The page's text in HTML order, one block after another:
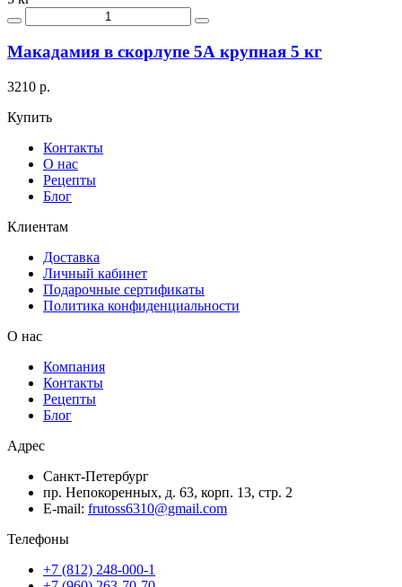
Макадамия в скорлупе 5А крупная 5 кг
3210 р.
Купить
Контакты
О нас
Рецепты
Блог
Клиентам
Доставка
Личный кабинет
Подарочные сертификаты
Политика конфиденциальности
О нас
Компания
Контакты
Рецепты
Блог
Адрес
Санкт-Петербург
пр. Непокоренных, д. 63, корп. 13, стр. 2
E-mail: frutoss6310@gmail.com
Телефоны
+7 (812) 248-000-1